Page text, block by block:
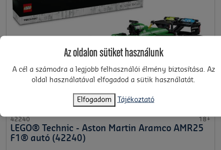
42240 18+
LEGO® Technic - Aston Martin Aramco AMR25
F1® autó (42240)
Az oldalon sütiket használunk
A cél a számodra a legjobb felhasználói élmény biztosítása. Az
oldal használatával elfogadod a sütik használatát.
Elfogadom Tájékoztató